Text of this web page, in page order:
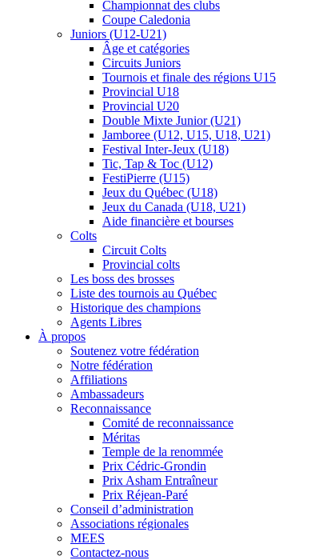
Championnat des clubs
Coupe Caledonia
Juniors (U12-U21)
Âge et catégories
Circuits Juniors
Tournois et finale des régions U15
Provincial U18
Provincial U20
Double Mixte Junior (U21)
Jamboree (U12, U15, U18, U21)
Festival Inter-Jeux (U18)
Tic, Tap & Toc (U12)
FestiPierre (U15)
Jeux du Québec (U18)
Jeux du Canada (U18, U21)
Aide financière et bourses
Colts
Circuit Colts
Provincial colts
Les boss des brosses
Liste des tournois au Québec
Historique des champions
Agents Libres
À propos
Soutenez votre fédération
Notre fédération
Affiliations
Ambassadeurs
Reconnaissance
Comité de reconnaissance
Méritas
Temple de la renommée
Prix Cédric-Grondin
Prix Asham Entraîneur
Prix Réjean-Paré
Conseil d’administration
Associations régionales
MEES
Contactez-nous